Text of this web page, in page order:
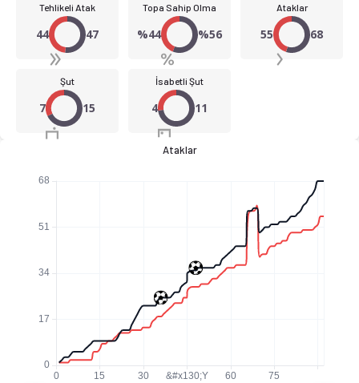
Tehlikeli Atak
44 47
Topa Sahip Olma
%44 %56
Ataklar
55 68
Şut
7 15
İsabetli Şut
4 11
Ataklar